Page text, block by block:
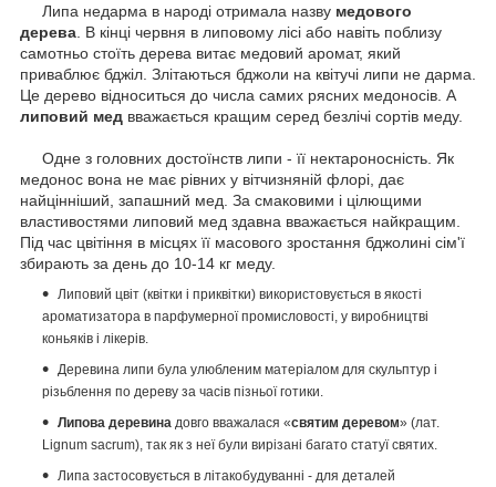
Липа недарма в народі отримала назву медового
дерева В кінці червня в липовому лісі або навіть поблизу
самотньо стоїть дерева витає медовий аромат, який
приваблює бджіл. Злітаються бджоли на квітучі липи не дарма.
Це дерево відноситься до числа самих рясних медоносів. А
липовий мед вважається кращим серед безлічі сортів меду.
Одне з головних достоїнств липи - її нектароносність. Як
медонос вона не має рівних у вітчизняній флорі, дає
найцінніший, запашний мед. За смаковими і цілющими
властивостями липовий мед здавна вважається найкращим.
Під час цвітіння в місцях її масового зростання бджолині сім'ї
збирають за день до 10-14 кг меду.
Липовий цвіт (квітки і приквітки) використовується в якості
ароматизатора в парфумерної промисловості, у виробництві
коньяків і лікерів.
Деревина липи була улюбленим матеріалом для скульптур і
різьблення по дереву за часів пізньої готики.
Липова деревина довго вважалася «святим деревом» (лат.
Lignum sacrum), так як з неї були вирізані багато статуї святих.
Липа застосовується в літакобудуванні - для деталей